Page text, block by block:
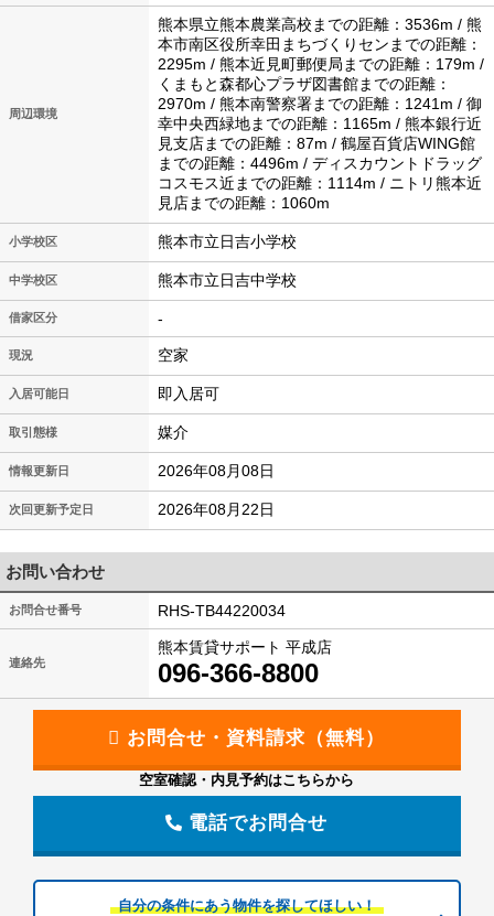
周辺環境
熊本県立熊本農業高校までの距離：3536m / 熊
本市南区役所幸田まちづくりセンまでの距離：
2295m / 熊本近見町郵便局までの距離：179m /
くまもと森都心プラザ図書館までの距離：
2970m / 熊本南警察署までの距離：1241m / 御
幸中央西緑地までの距離：1165m / 熊本銀行近
見支店までの距離：87m / 鶴屋百貨店WING館
までの距離：4496m / ディスカウントドラッグ
コスモス近までの距離：1114m / ニトリ熊本近
見店までの距離：1060m
小学校区 熊本市立日吉小学校
中学校区 熊本市立日吉中学校
借家区分 -
現況 空家
入居可能日 即入居可
取引態様 媒介
情報更新日 2026年08月08日
次回更新予定日 2026年08月22日
お問い合わせ
お問合せ番号 RHS-TB44220034
連絡先
熊本賃貸サポート 平成店
096-366-8800
空室確認・内見予約はこちらから
電話でお問合せ
自分の条件にあう物件を探してほしい！